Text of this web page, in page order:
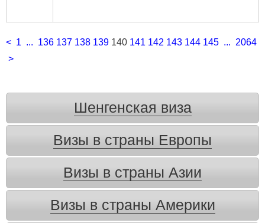
< 1 ... 136 137 138 139 140 141 142 143 144 145 ... 2064
>
Шенгенская виза
Визы в страны Европы
Визы в страны Азии
Визы в страны Америки